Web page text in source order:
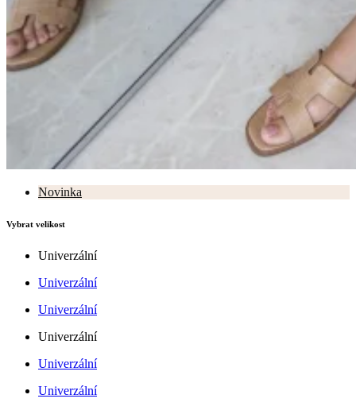
Novinka
Vybrat velikost
Univerzální
Univerzální
Univerzální
Univerzální
Univerzální
Univerzální